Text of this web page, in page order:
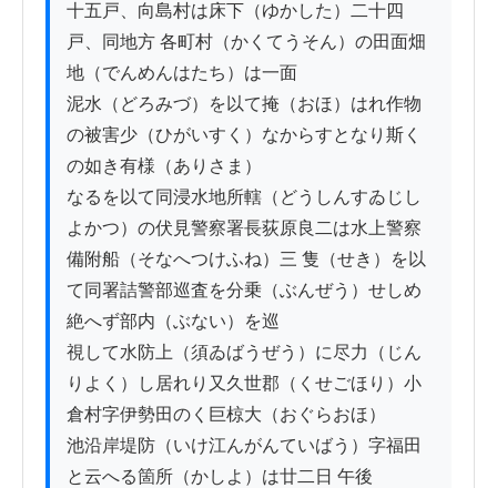
十五戸、向島村は床下（ゆかした）二十四
戸、同地方 各町村（かくてうそん）の田面畑
地（でんめんはたち）は一面
泥水（どろみづ）を以て掩（おほ）はれ作物
の被害少（ひがいすく）なからすとなり斯く
の如き有様（ありさま）
なるを以て同浸水地所轄（どうしんすゐじし
よかつ）の伏見警察署長荻原良二は水上警察
備附船（そなへつけふね）三 隻（せき）を以
て同署詰警部巡査を分乗（ぶんぜう）せしめ
絶へず部内（ぶない）を巡
視して水防上（須ゐばうぜう）に尽力（じん
りよく）し居れり又久世郡（くせごほり）小
倉村字伊勢田のく巨椋大（おぐらおほ）
池沿岸堤防（いけ江んがんていばう）字福田
と云へる箇所（かしよ）は廿二日 午後